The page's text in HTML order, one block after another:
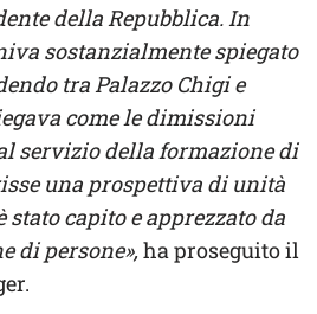
della Repubblica. In
sostanzialmente spiegato
tra Palazzo Chigi e
come le dimissioni
servizio della formazione di
una prospettiva di unità
stato capito e apprezzato da
di persone»,ha proseguito il